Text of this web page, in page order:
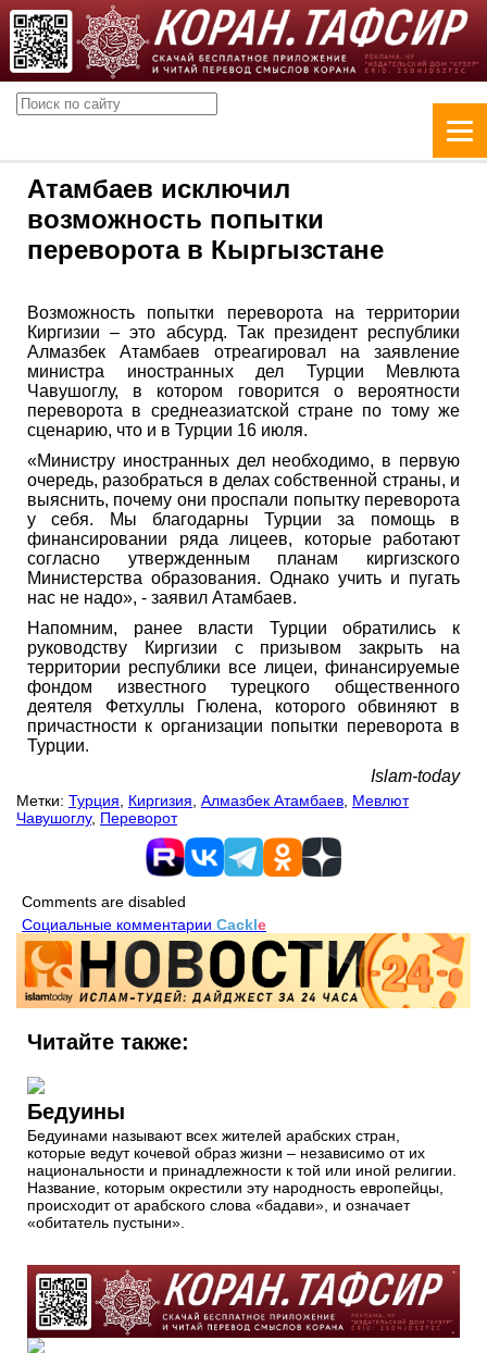
Атамбаев исключил
возможность попытки
переворота в Кыргызстане
Возможность попытки переворота на территории
Киргизии – это абсурд. Так президент республики
Алмазбек Атамбаев отреагировал на заявление
министра иностранных дел Турции Мевлюта
Чавушоглу, в котором говорится о вероятности
переворота в среднеазиатской стране по тому же
сценарию, что и в Турции 16 июля.
«Министру иностранных дел необходимо, в первую
очередь, разобраться в делах собственной страны, и
выяснить, почему они проспали попытку переворота
у себя. Мы благодарны Турции за помощь в
финансировании ряда лицеев, которые работают
согласно утвержденным планам киргизского
Министерства образования. Однако учить и пугать
нас не надо», - заявил Атамбаев.
Напомним, ранее власти Турции обратились к
руководству Киргизии с призывом закрыть на
территории республики все лицеи, финансируемые
фондом известного турецкого общественного
деятеля Фетхуллы Гюлена, которого обвиняют в
причастности к организации попытки переворота в
Турции.
Islam-today
Метки: Турция Киргизия Алмазбек Атамбаев Мевлют
Чавушоглу, Переворот
Comments are disabled
Социальные комментарии Cackle
Читайте также:
Бедуины
Бедуинами называют всех жителей арабских стран,
которые ведут кочевой образ жизни – независимо от их
национальности и принадлежности к той или иной религии.
Название, которым окрестили эту народность европейцы,
происходит от арабского слова «бадави», и означает
«обитатель пустыни».